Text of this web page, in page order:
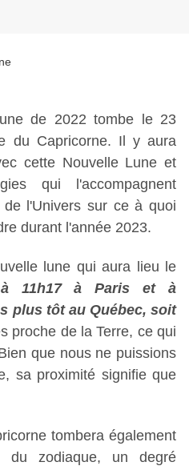
de 2022 tombe le 23
du Capricorne. Il y aura
cette Nouvelle Lune et
qui l'accompagnent
l'Univers sur ce à quoi
durant l'année 2023.
à 11h17 à Paris et à
plus tôt au Québec, soit
proche de la Terre, ce qui
que nous ne puissions
sa proximité signifie que
tombera également
zodiaque, un degré